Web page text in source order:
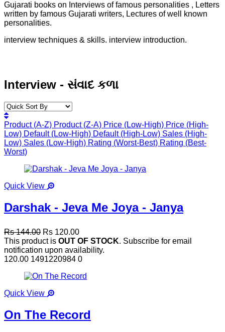
Gujarati books on Interviews of famous personalities , Letters
written by famous Gujarati writers, Lectures of well known
personalities.
interview techniques & skills. interview introduction.
Interview - સંવાદ કળા
Product (A-Z) Product (Z-A) Price (Low-High) Price (High-
Low) Default (Low-High) Default (High-Low) Sales (High-
Low) Sales (Low-High) Rating (Worst-Best) Rating (Best-
Worst)
Quick View
Darshak - Jeva Me Joya - Janya
Rs 144.00 Rs 120.00
This product is OUT OF STOCK. Subscribe for email
notification upon availability.
120.00 1491220984 0
Quick View
On The Record